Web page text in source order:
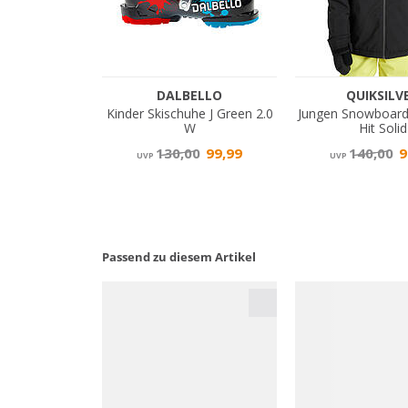
Passend zu diesem Artikel